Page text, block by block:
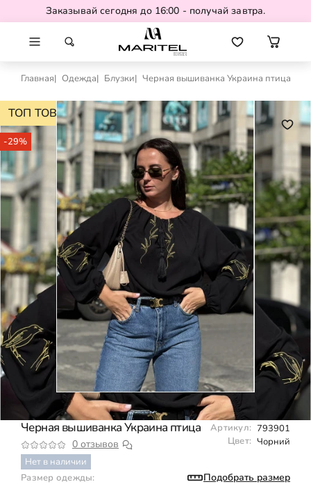
Заказывай сегодня до 16:00 - получай завтра.
Главная Одежда Блузки Черная вышиванка Украина птица
ТОП ТОВАР
-29%
Черная вышиванка Украина птица
0 отзывов
Артикул: 793901
Цвет: Чорний
Нет в наличии
Размер одежды:
Подобрать размер